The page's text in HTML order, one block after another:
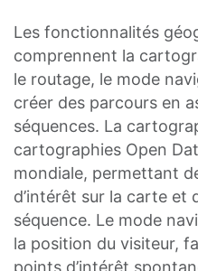
Les fonctionnalités
comprennent la
le routage, le mode
créer des parcours en
séquences. La
cartographies Open
mondiale, permettant
d’intérêt sur la carte et
séquence. Le mode
la position du visiteur,
points d’intérêt